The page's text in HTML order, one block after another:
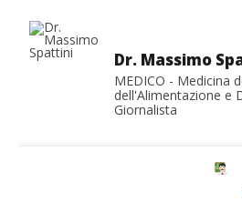
Dr. Massimo
MEDICO - Medicina
dell'Alimentazione e
Giornalista